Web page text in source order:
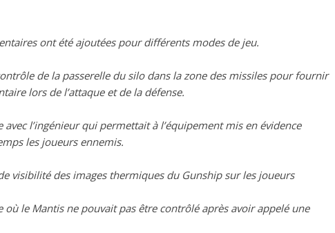
ont été ajoutées pour différents modes de jeu.
de la passerelle du silo dans la zone des missiles pour fournir
lors de l’attaque et de la défense.
avec l’ingénieur qui permettait à l’équipement mis en évidence
les joueurs ennemis.
visibilité des images thermiques du Gunship sur les joueurs
où le Mantis ne pouvait pas être contrôlé après avoir appelé une